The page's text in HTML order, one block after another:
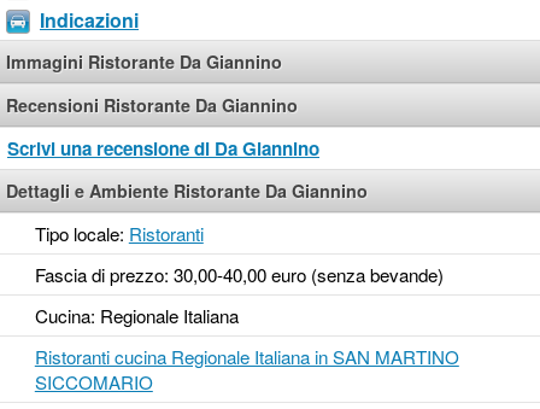
Indicazioni
Immagini Ristorante Da Giannino
Recensioni Ristorante Da Giannino
Scrivi una recensione di Da Giannino
Dettagli e Ambiente Ristorante Da Giannino
Tipo locale: Ristoranti
Fascia di prezzo: 30,00-40,00 euro (senza bevande)
Cucina: Regionale Italiana
Ristoranti cucina Regionale Italiana in SAN MARTINO
SICCOMARIO